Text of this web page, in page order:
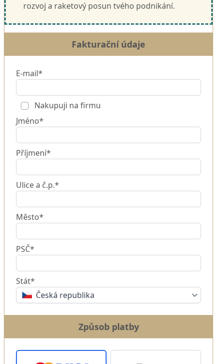
rozvoj a raketový posun tvého podnikání.
Fakturační údaje
E-mail*
Nakupuji na firmu
Jméno*
Příjmení*
Ulice a č.p.*
Město*
PSČ*
Stát*
Česká republika
Způsob platby